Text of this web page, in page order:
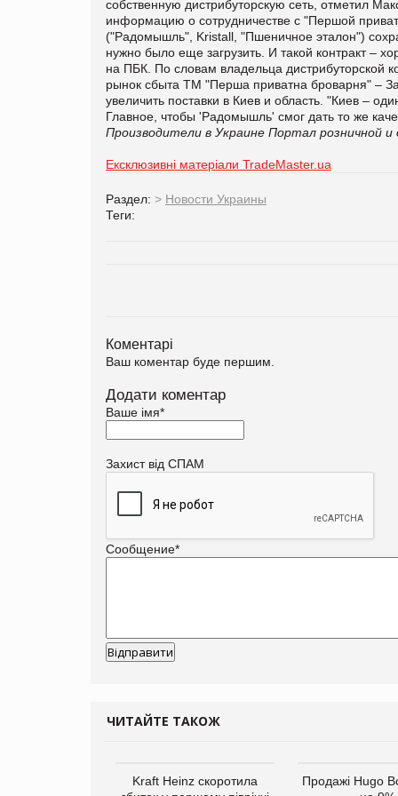
собственную дистрибуторскую сеть, отметил
информацию о сотрудничестве с "Першой
("Радомышль", Kristall, "Пшеничное эталон")
нужно было еще загрузить. И такой контракт –
на ПБК. По словам владельца дистрибуторской
рынок сбыта ТМ "Перша приватна броварня" –
увеличить поставки в Киев и область. "Киев –
Главное, чтобы 'Радомышль' смог дать то же
Производители в Украине Портал розничной и
Ексклюзивні матеріали TradeMaster.ua
Раздел: > Новости Украины
Теги:
Коментарі
Ваш коментар буде першим.
Додати коментар
Ваше імя*
Захист від СПАМ
Сообщение*
ЧИТАЙТЕ ТАКОЖ
Kraft Heinz скоротила
Продажі Hugo